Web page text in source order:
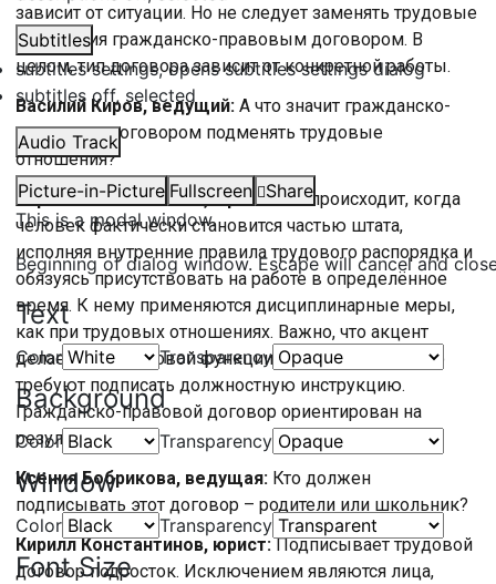
Subtitles
subtitles settings, opens subtitles settings dialog
subtitles off, selected
Audio Track
Picture-in-Picture Fullscreen
Share
This is a modal window.
Beginning of dialog window. Escape will cancel and
Text
Color Transparency
Background
Color Transparency
Window
Color Transparency
Font Size
зависит от ситуации. Но не следует заменять трудовые
отношения гражданско-правовым договором. В
целом, тип договора зависит от конкретной работы.
Василий Киров, ведущий: А что значит гражданско-
правовым договором подменять трудовые
отношения?
Кирилл Константинов, юрист:Это происходит, когда
человек фактически становится частью штата,
исполняя внутренние правила трудового распорядка и
обязуясь присутствовать на работе в определённое
время. К нему применяются дисциплинарные меры,
как при трудовых отношениях. Важно, что акцент
делается на трудовой функции работника, и от него
требуют подписать должностную инструкцию.
Гражданско-правовой договор ориентирован на
результат труда.
Ксения Бобрикова, ведущая: Кто должен
подписывать этот договор – родители или школьник?
Кирилл Константинов, юрист:Подписывает трудовой
договор подросток. Исключением являются лица,